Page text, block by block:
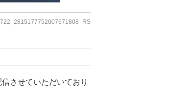
させていただいており